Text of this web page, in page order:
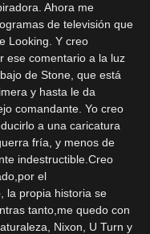
Ahora me
de televisión que
Looking. Y creo
ese comentario a la luz
de Stone, que está
y hasta le da
comandante. Yo creo
a una caricatura
fría, y menos de
indestructible.Creo
el
la propia historia se
tanto,me quedo con
Nixon, U Turn y